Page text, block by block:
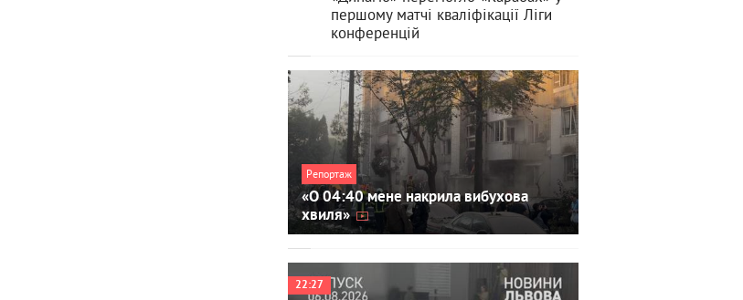
першому матчі кваліфікації Ліги
конференцій
Репортаж
«О 04:40 мене накрила вибухова
хвиля»
22:27